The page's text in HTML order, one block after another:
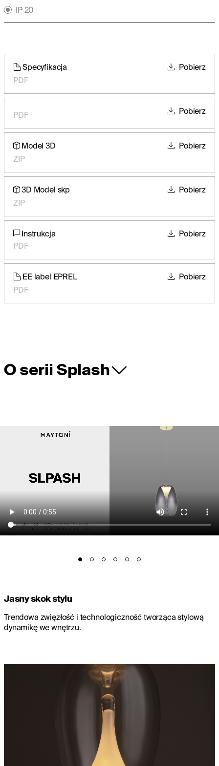
IP 20
Specyfikacja
PDF
Pobierz
PDF Pobierz
Model 3D
ZIP
Pobierz
3D Model skp
ZIP
Pobierz
Instrukcja
PDF
Pobierz
EE label EPREL
PDF
Pobierz
O serii Splash
Jasny skok stylu
Trendowa zwięzłość i technologiczność tworząca stylową
dynamikę we wnętrzu.